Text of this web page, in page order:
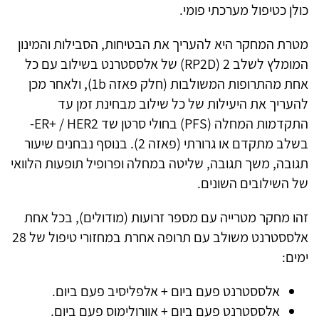
כולן כטיפול מערכתי פומי.
מטרת המחקר היא להעריך את הבטיחות, הסבילות והמינון
המומלץ לשלב 2 (RP2D) של אלססטרנט בשילוב עם כל
אחת מהתרופות המשולבות (חלק פאזה 1b), ולאחר מכן
להעריך את היעילות של כל שילוב מבחינת זמן עד
התקדמות המחלה (PFS) בחולי סרטן שד ER+ / HER2‑
בשלב מתקדם או גרורתי (פאזה 2). בנוסף נבחנים שיעור
תגובה, משך תגובה, שליטה במחלה ופרופיל תופעות הלוואי
של השילובים השונים.
זהו מחקר מטרייה עם מספר זרועות (מודולים), בכל אחת
אלססטרנט משולב עם תרופה אחרת במחזורי טיפול של 28
ימים:
אלססטרנט פעם ביום + אלפליסיב פעם ביום.
אלססטרנט פעם ביום + אוורולימוס פעם ביום.